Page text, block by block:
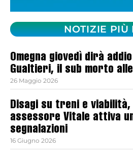
NOTIZIE PIÙ
Omegna giovedì dirà
Gualtieri, il sub morto
26 Maggio 2026
Disagi su treni e
assessore Vitale attiva
segnalazioni
16 Giugno 2026